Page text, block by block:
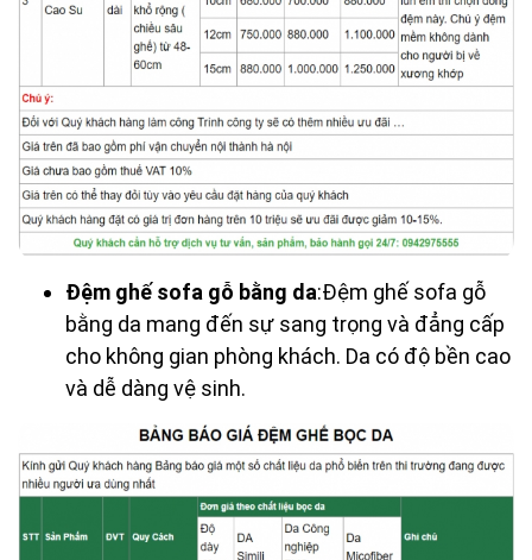
Đệm ghế sofa gỗ bằng da:Đệm ghế sofa gỗ
bằng da mang đến sự sang trọng và đẳng cấp
cho không gian phòng khách. Da có độ bền cao
và dễ dàng vệ sinh.